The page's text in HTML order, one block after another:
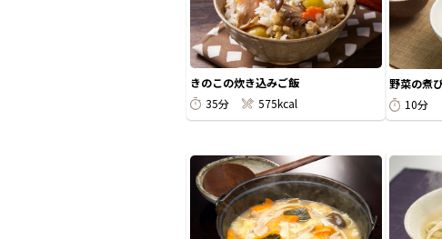
きのこの炊き込みご飯
35分
575kcal
野菜の煮
10分